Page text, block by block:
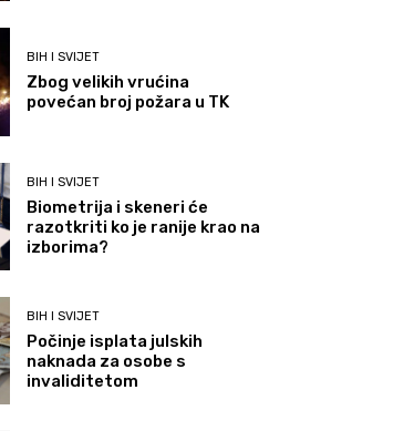
BIH I SVIJET
Zbog velikih vrućina
povećan broj požara u TK
BIH I SVIJET
Biometrija i skeneri će
razotkriti ko je ranije krao na
izborima?
BIH I SVIJET
Počinje isplata julskih
naknada za osobe s
invaliditetom